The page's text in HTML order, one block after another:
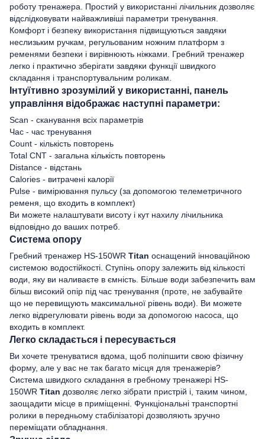
роботу тренажера. Простий у використанні лічильник дозволяє
відслідковувати найважливіші параметри тренування.
Комфорт і безпеку використання підвищуються завдяки
неслизьким ручкам, регульованим ножним платформ з
ременями безпеки і вирівнюють ніжками. Гребний тренажер
легко і практично зберігати завдяки функції швидкого
складання і транспортувальним роликам.
Інтуїтивно зрозумілий у використанні, панель
управління відображає наступні параметри:
Scan - сканування всіх параметрів
Час - час тренування
Count - кількість повторень
Total CNT - загальна кількість повторень
Distance - відстань
Calories - витрачені калорії
Pulse - вимірювання пульсу (за допомогою телеметричного
ременя, що входить в комплект)
Ви можете налаштувати висоту і кут нахилу лічильника
відповідно до ваших потреб.
Система опору
Гребний тренажер HS-150WR Titan оснащений інноваційною
системою водостійкості. Ступінь опору залежить від кількості
води, яку ви наливаєте в ємність. Більше води забезпечить вам
більш високий опір під час тренування (проте, не забувайте
що не перевищують максимальної рівень води). Ви можете
легко відрегулювати рівень води за допомогою насоса, що
входить в комплект.
Легко складається і пересувається
Ви хочете тренуватися вдома, щоб поліпшити свою фізичну
форму, але у вас не так багато місця для тренажерів?
Система швидкого складання в гребному тренажері HS-
150WR Titan дозволяє легко зібрати пристрій і, таким чином,
заощадити місце в приміщенні. Функціональні транспортні
ролики в передньому стабілізаторі дозволяють зручно
переміщати обладнання.